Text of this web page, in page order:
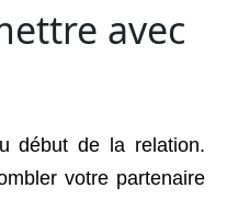
avec
début de la relation.
votre partenaire